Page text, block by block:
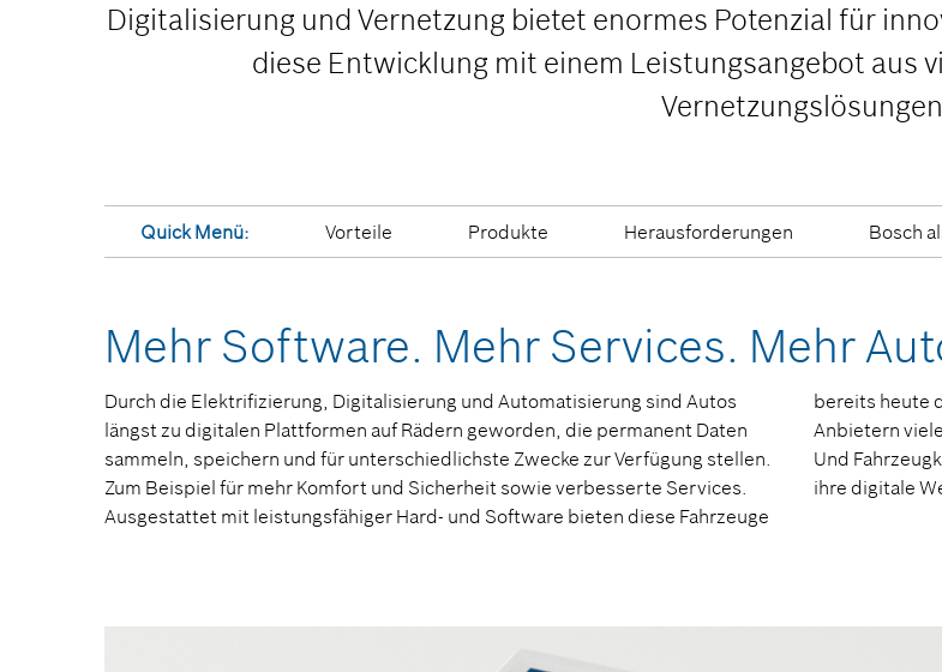
Digitalisierung und Vernetzung bietet enormes Potenzial für
diese Entwicklung mit einem Leistungsangebot aus
Quick Menü: Vorteile Produkte Herausforderungen Bosch
Mehr Software. Mehr Services. Mehr
Durch die Elektrifizierung, Digitalisierung und Automatisierung sind Autos
längst zu digitalen Plattformen auf Rädern geworden, die permanent Daten
sammeln, speichern und für unterschiedlichste Zwecke zur Verfügung stellen.
Zum Beispiel für mehr Komfort und Sicherheit sowie verbesserte Services.
Ausgestattet mit leistungsfähiger Hard- und Software bieten diese Fahrzeuge
bereits heute
Anbietern
Und
ihre digitale